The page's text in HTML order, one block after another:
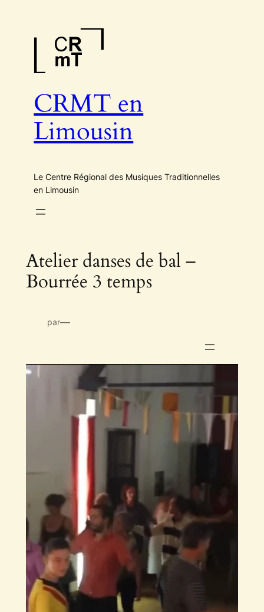
CRMT en
Limousin
Le Centre Régional des Musiques Traditionnelles
en Limousin
Atelier danses de bal –
Bourrée 3 temps
par—